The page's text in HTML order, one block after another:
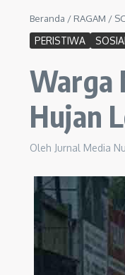
Beranda / RAGAM /
PERISTIWA
Warga
Hujan
Oleh Jurnal Media